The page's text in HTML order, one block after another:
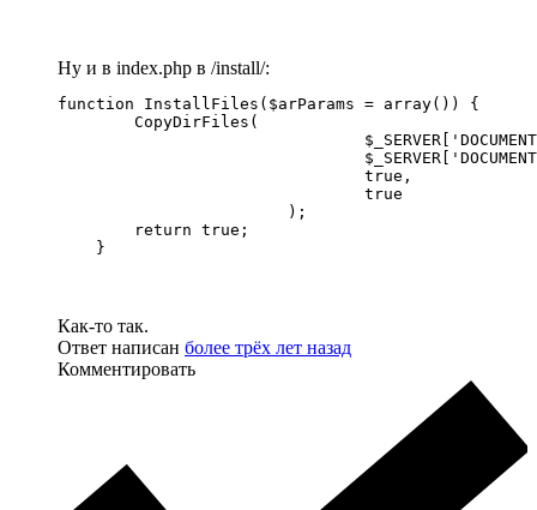
Ну и в index.php в /install/:
function InstallFiles($arParams = array()) {
        CopyDirFiles(
        return true;
    }
Как-то так.
Ответ написан более трёх лет назад
Комментировать